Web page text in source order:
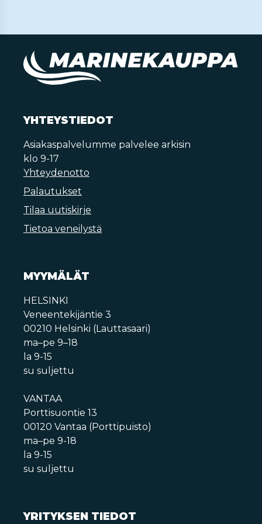
YHTEYSTIEDOT
Asiakaspalvelumme palvelee arkisin
klo 9-17
Yhteydenotto
Palautukset
Tilaa uutiskirje
Tietoa veneilystä
MYYMÄLÄT
HELSINKI
Veneentekijäntie 3
00210 Helsinki (Lauttasaari)
ma–pe 9–18
la 9-15
su suljettu
VANTAA
Porttisuontie 13
00120 Vantaa (Porttipuisto)
ma–pe 9-18
la 9-15
su suljettu
YRITYKSEN TIEDOT